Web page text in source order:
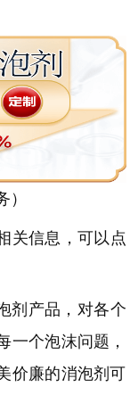
）
关信息，可以点
剂产品，对各个
一个泡沫问题，
价廉的消泡剂可